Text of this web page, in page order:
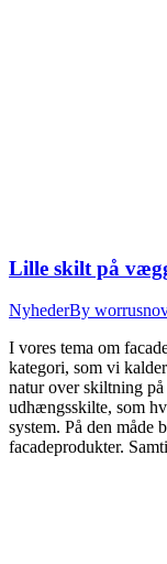
Lille skilt på
NyhederBy worrus
I vores tema om
kategori, som vi
natur over skiltning
udhængsskilte, som
system. På den
facadeprodukter.